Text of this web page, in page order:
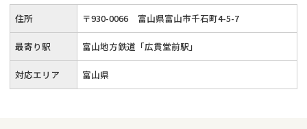
住所 〒930-0066 富山県富山市千石町4-5-7
最寄り駅 富山地方鉄道「広貫堂前駅」
対応エリア 富山県